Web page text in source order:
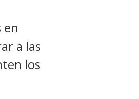
en
a las
los